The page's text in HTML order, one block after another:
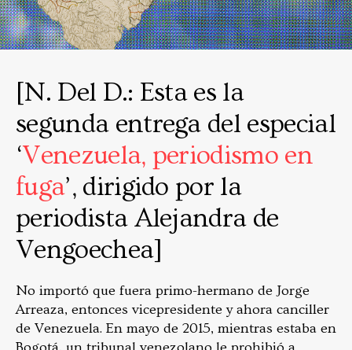
[N. Del D.: Esta es la
segunda entrega del especial
‘Venezuela, periodismo en
fuga’, dirigido por la
periodista Alejandra de
Vengoechea]
No importó que fuera primo-hermano de Jorge
Arreaza, entonces vicepresidente y ahora canciller
de Venezuela. En mayo de 2015, mientras estaba en